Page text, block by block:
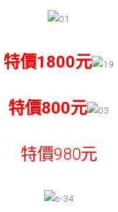
特價1800元
特價800元
特價980元